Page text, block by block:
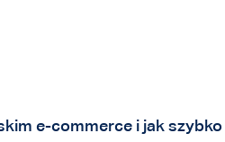
e-commerce i jak